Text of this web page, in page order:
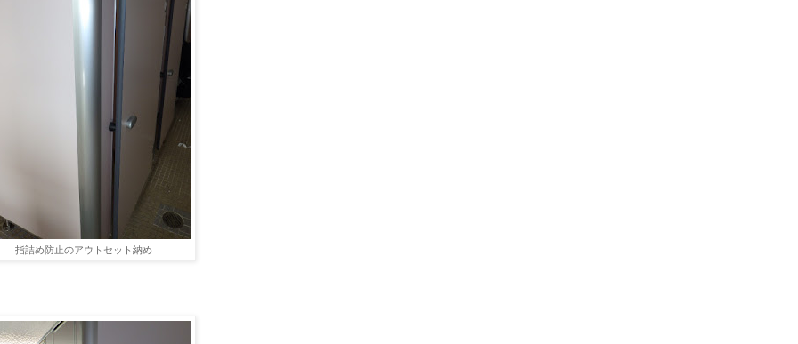
指詰め防止のアウトセット納め